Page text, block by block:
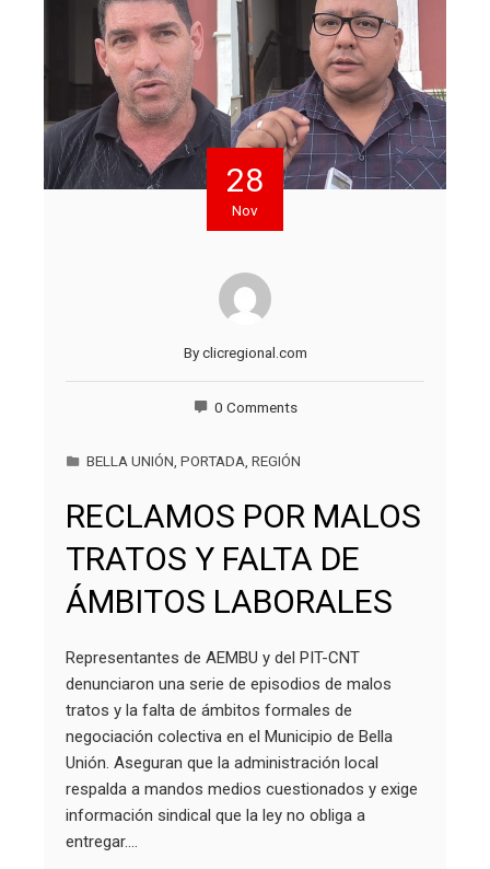
28
Nov
Byclicregional.com
0 Comments
BELLA UNIÓN PORTADA REGIÓN
RECLAMOS POR MALOS
TRATOS Y FALTA DE
ÁMBITOS LABORALES
Representantes de AEMBU y del PIT-CNT
denunciaron una serie de episodios de malos
tratos y la falta de ámbitos formales de
negociación colectiva en el Municipio de Bella
Unión. Aseguran que la administración local
respalda a mandos medios cuestionados y exige
información sindical que la ley no obliga a
entregar.…